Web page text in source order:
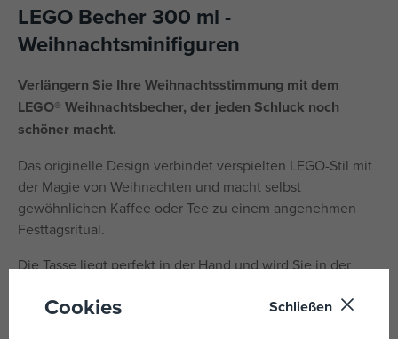
LEGO Becher 300 ml -
Weihnachtsminifiguren
Verlängern Sie Ihre Weihnachtsstimmung mit dem
LEGO® Weihnachtsbecher, der jeden Schluck noch
schöner macht.
Das originelle Design verbindet verspielten LEGO-Stil mit
der Magie von Weihnachten und macht selbst
gewöhnlichen Kaffee oder Tee zu einem angenehmen
Festtagsritual.
Die Tasse liegt perfekt in der Hand und wird Sie in der
weihnachtlicher Gemütlichkeit sehnen, begleiten. Ob Sie
Cookies Schließen